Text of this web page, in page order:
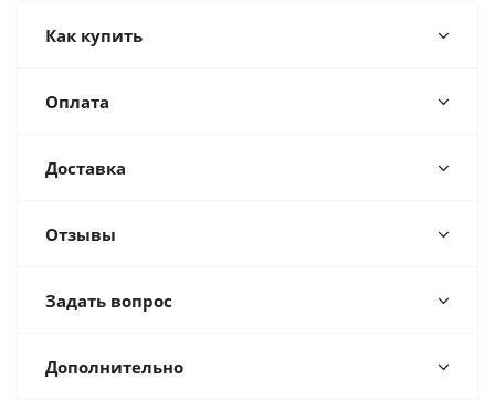
Как купить
Оплата
Доставка
Отзывы
Задать вопрос
Дополнительно